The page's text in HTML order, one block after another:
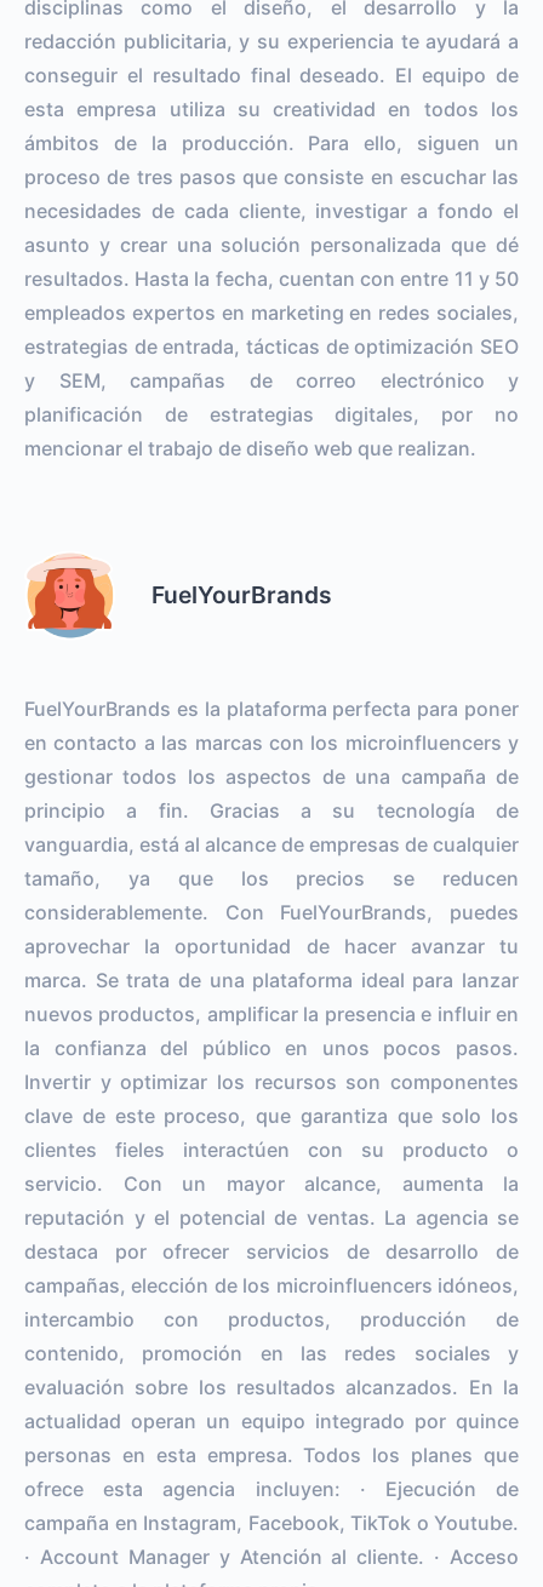
disciplinas como el diseño, el desarrollo y la
redacción publicitaria, y su experiencia te ayudará a
conseguir el resultado final deseado. El equipo de
esta empresa utiliza su creatividad en todos los
ámbitos de la producción. Para ello, siguen un
proceso de tres pasos que consiste en escuchar las
necesidades de cada cliente, investigar a fondo el
asunto y crear una solución personalizada que dé
resultados. Hasta la fecha, cuentan con entre 11 y 50
empleados expertos en marketing en redes sociales,
estrategias de entrada, tácticas de optimización SEO
y SEM, campañas de correo electrónico y
planificación de estrategias digitales, por no
mencionar el trabajo de diseño web que realizan.
FuelYourBrands
FuelYourBrands es la plataforma perfecta para poner
en contacto a las marcas con los microinfluencers y
gestionar todos los aspectos de una campaña de
principio a fin. Gracias a su tecnología de
vanguardia, está al alcance de empresas de cualquier
tamaño, ya que los precios se reducen
considerablemente. Con FuelYourBrands, puedes
aprovechar la oportunidad de hacer avanzar tu
marca. Se trata de una plataforma ideal para lanzar
nuevos productos, amplificar la presencia e influir en
la confianza del público en unos pocos pasos.
Invertir y optimizar los recursos son componentes
clave de este proceso, que garantiza que solo los
clientes fieles interactúen con su producto o
servicio. Con un mayor alcance, aumenta la
reputación y el potencial de ventas. La agencia se
destaca por ofrecer servicios de desarrollo de
campañas, elección de los microinfluencers idóneos,
intercambio con productos, producción de
contenido, promoción en las redes sociales y
evaluación sobre los resultados alcanzados. En la
actualidad operan un equipo integrado por quince
personas en esta empresa. Todos los planes que
ofrece esta agencia incluyen: · Ejecución de
campaña en Instagram, Facebook, TikTok o Youtube.
· Account Manager y Atención al cliente. · Acceso